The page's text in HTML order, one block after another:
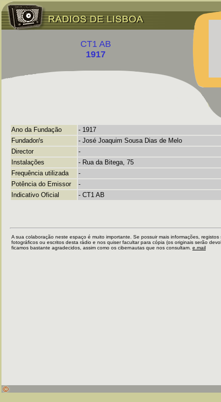
Ano da Fundação - 1917
Fundador/s
- José Joaquim Sousa Dias de Melo
Director
-
Instalações
- Rua da Bitega, 75
Frequência utilizada
-
Potência do Emissor
-
Indicativo Oficial
- CT1 AB
A sua colaboração neste espaço é muito importante. Se possuir mais informações, registos
fotográficos ou escritos desta rádio e nos quiser facultar para cópia (os originais serão
ficamos bastante agradecidos, assim como os cibernautas que nos consultam. e.mail
CT1 AB
1917